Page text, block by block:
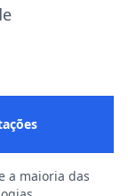
a maioria das